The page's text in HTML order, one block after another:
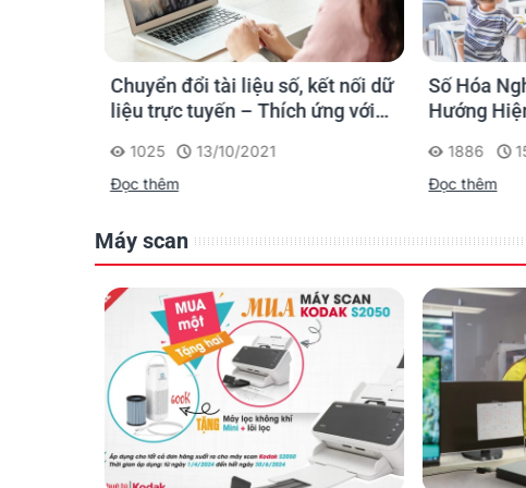
Operating
conditions
Weight &
Dimensions
Scanner: 40 lbs (18
System and
Interface(s)
Certifications
Included
Software
SmartWorks EZ Touch –
Chuyển đổi tài liệu số, kết nối dữ
liệu trực tuyến – Thích ứng với
hậu Covid
1025
13/10/2021
Đọc thêm
Số Hóa
Hướng
1886
Đọc thêm
Máy scan